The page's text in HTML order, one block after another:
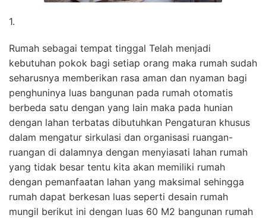
1.
Rumah sebagai tempat tinggal Telah menjadi
kebutuhan pokok bagi setiap orang maka rumah sudah
seharusnya memberikan rasa aman dan nyaman bagi
penghuninya luas bangunan pada rumah otomatis
berbeda satu dengan yang lain maka pada hunian
dengan lahan terbatas dibutuhkan Pengaturan khusus
dalam mengatur sirkulasi dan organisasi ruangan-
ruangan di dalamnya dengan menyiasati lahan rumah
yang tidak besar tentu kita akan memiliki rumah
dengan pemanfaatan lahan yang maksimal sehingga
rumah dapat berkesan luas seperti desain rumah
mungil berikut ini dengan luas 60 M2 bangunan rumah